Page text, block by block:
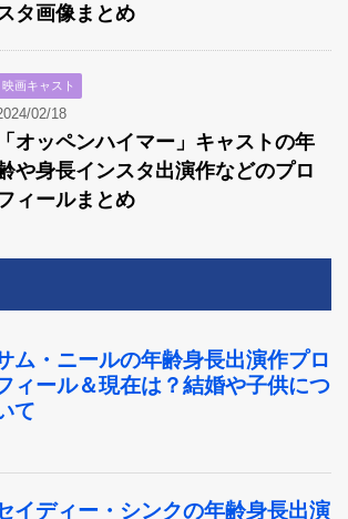
タ画像まとめ
映画キャスト
02/18
「オッペンハイマー」キャストの年
や身長インスタ出演作などのプロ
ィールまとめ